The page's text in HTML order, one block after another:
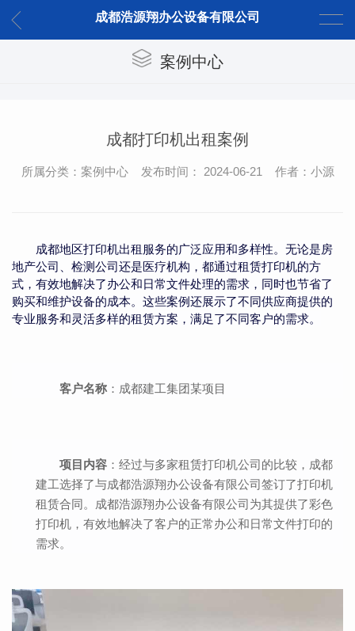
成都浩源翔办公设备有限公司
案例中心
成都打印机出租案例
所属分类：案例中心 发布时间： 2024-06-21 作者：小源
成都地区打印机出租服务的广泛应用和多样性。无论是房
地产公司、检测公司还是医疗机构，都通过租赁打印机的方
式，有效地解决了办公和日常文件处理的需求，同时也节省了
购买和维护设备的成本。这些案例还展示了不同供应商提供的
专业服务和灵活多样的租赁方案，满足了不同客户的需求。
客户名称 ：成都建工集团某项目
项目内容 ：经过与多家租赁打印机公司的比较，成都
建工选择了与成都浩源翔办公设备有限公司签订了打印机
租赁合同。成都浩源翔办公设备有限公司为其提供了彩色
打印机，有效地解决了客户的正常办公和日常文件打印的
需求。